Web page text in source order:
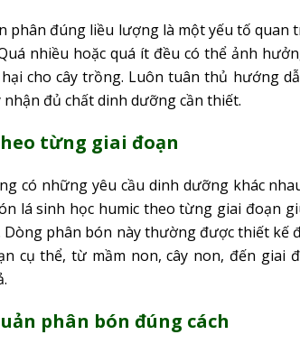
phân đúng liều lượng là một yếu tố
nhiều hoặc quá ít đều có thể ảnh
cho cây trồng. Luôn tuân thủ hướng
nhận đủ chất dinh dưỡng cần thiết.
từng giai đoạn
có những yêu cầu dinh dưỡng khác
lá sinh học humic theo từng giai đoạn
Dòng phân bón này thường được thiết kế
cụ thể, từ mầm non, cây non, đến giai
phân bón đúng cách